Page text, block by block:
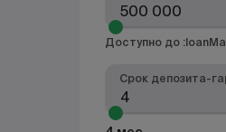
Доступно до
Срок депозита-